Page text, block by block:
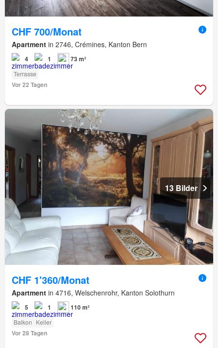
CHF 700/Monat
Apartment in 2746, Crémines, Kanton Bern
4 1 73 m²
Terrasse
Vor 22 Tagen
13 Bilder
CHF 1'360/Monat
Apartment in 4716, Welschenrohr, Kanton Solothurn
5 1 110 m²
Balkon Keller
Vor 28 Tagen